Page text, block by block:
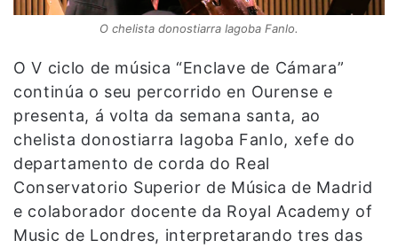
O chelista donostiarra Iagoba Fanlo.
O V ciclo de música “Enclave de Cámara”
continúa o seu percorrido en Ourense e
presenta, á volta da semana santa, ao
chelista donostiarra Iagoba Fanlo, xefe do
departamento de corda do Real
Conservatorio Superior de Música de Madrid
e colaborador docente da Royal Academy of
Music de Londres, interpretarando tres das